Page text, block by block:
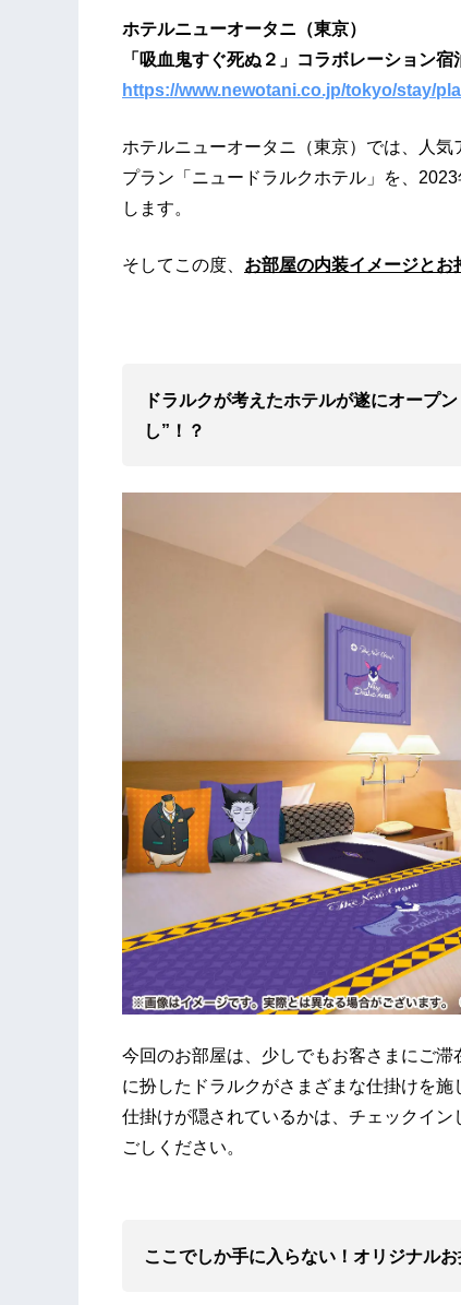
ホテルニューオータニ（東京）
「吸血鬼すぐ死ぬ２」コラボレーション
https://www.newotani.co.jp/tokyo/stay/
ホテルニューオータニ（東京）では、人
プラン「ニュードラルクホテル」を、
します。
そしてこの度、 お部屋の内装イメージとお
ドラルクが考えたホテルが遂にオープ
し”！？
今回のお部屋は、少しでもお客さまにご
に扮したドラルクがさまざまな仕掛けを
仕掛けが隠されているかは、チェックイ
ごしください。
ここでしか手に入らない！オリジナル